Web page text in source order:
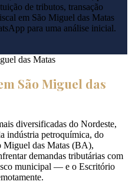
de tributos, transação
em São Miguel das Matas
para uma análise inicial.
das Matas
São Miguel das
diversificadas do Nordeste,
indústria petroquímica, do
Miguel das Matas (BA),
demandas tributárias com
municipal — e o Escritório